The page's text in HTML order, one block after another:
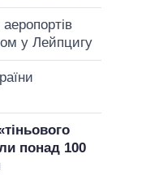
у Лейпцигу
понад 100